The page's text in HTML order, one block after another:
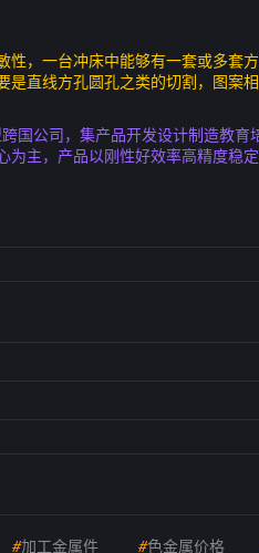
性，一台冲床中能够有一套或多
是直线方孔圆孔之类的切割，图案
国公司，集产品开发设计制造教
为主，产品以刚性好效率高精度
#加工金属件 #色金属价格